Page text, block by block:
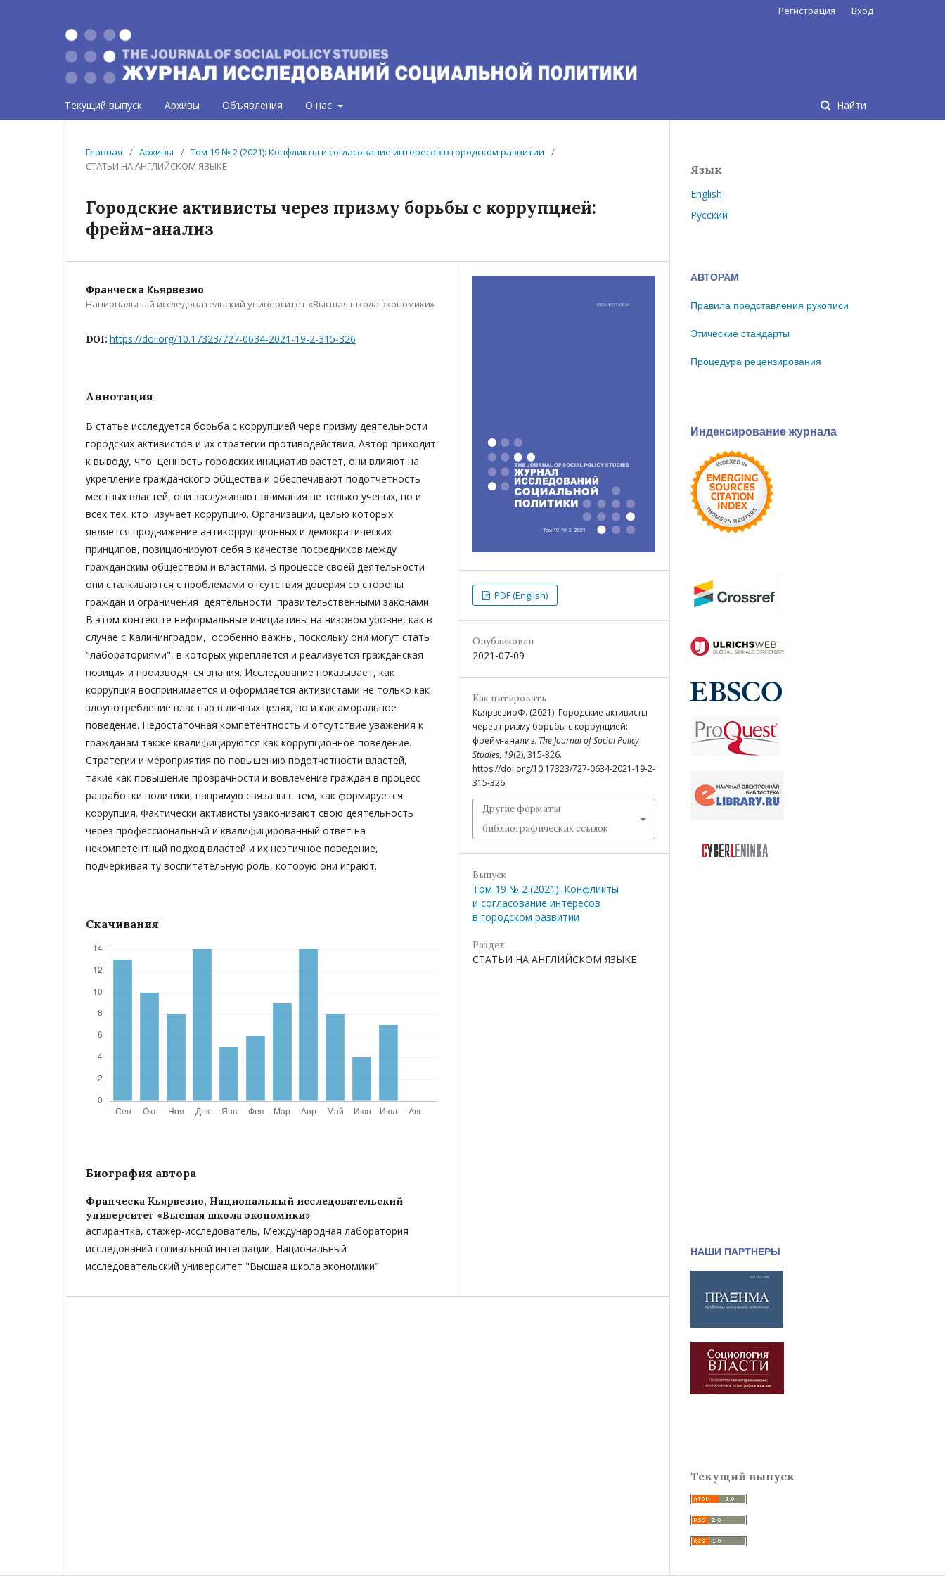
Текущий выпуск Архивы Объявления О нас Найти
Регистрация Вход
Главная / Архивы / Том 19 № 2 (2021): Конфликты и согласование интересов в городском развитии
/
СТАТЬИ НА АНГЛИЙСКОМ ЯЗЫКЕ
Городские активисты через призму борьбы с коррупцией:
фрейм-анализ
Франческа Кьярвезио
Национальный исследовательский университет «Высшая школа экономики»
DOI: https://doi.org/10.17323/727-0634-2021-19-2-315-326
Аннотация
В статье исследуется борьба с коррупцией чере призму деятельности
городских активистов и их стратегии противодействия. Автор приходит
к выводу, что ценность городских инициатив растет, они влияют на
укрепление гражданского общества и обеспечивают подотчетность
местных властей, они заслуживают внимания не только ученых, но и
всех тех, кто изучает коррупцию. Организации, целью которых
является продвижение антикоррупционных и демократических
принципов, позиционируют себя в качестве посредников между
гражданским обществом и властями. В процессе своей деятельности
они сталкиваются с проблемами отсутствия доверия со стороны
граждан и ограничения деятельности правительственными законами.
В этом контексте неформальные инициативы на низовом уровне, как в
случае с Калининградом, особенно важны, поскольку они могут стать
"лабораториями", в которых укрепляется и реализуется гражданская
позиция и производятся знания. Исследование показывает, как
коррупция воспринимается и оформляется активистами не только как
злоупотребление властью в личных целях, но и как аморальное
поведение. Недостаточная компетентность и отсутствие уважения к
гражданам также квалифицируются как коррупционное поведение.
Стратегии и мероприятия по повышению подотчетности властей,
такие как повышение прозрачности и вовлечение граждан в процесс
разработки политики, напрямую связаны с тем, как формируется
коррупция. Фактически активисты узаконивают свою деятельность
через профессиональный и квалифицированный ответ на
некомпетентный подход властей и их неэтичное поведение,
подчеркивая ту воспитательную роль, которую они играют.
Скачивания
Биография автора
Франческа Кьярвезио, Национальный исследовательский
университет «Высшая школа экономики»
аспирантка, стажер-исследователь, Международная лаборатория
исследований социальной интеграции, Национальный
исследовательский университет "Высшая школа экономики"
PDF (English)
Опубликован
2021-07-09
Как цитировать
КьярвезиоФ. (2021). Городские активисты
через призму борьбы с коррупцией:
фрейм-анализ. The Journal of Social Policy
Studies, 19(2), 315-326.
https://doi.org/10.17323/727-0634-2021-19-2-
315-326
Другие форматы
библиографических ссылок
Выпуск
Том 19 № 2 (2021): Конфликты
и согласование интересов
в городском развитии
Раздел
СТАТЬИ НА АНГЛИЙСКОМ ЯЗЫКЕ
Язык
English
Русский
АВТОРАМ
Правила представления рукописи
Этические стандарты
Процедура рецензирования
Индексирование журнала
НАШИ ПАРТНЕРЫ
Текущий выпуск